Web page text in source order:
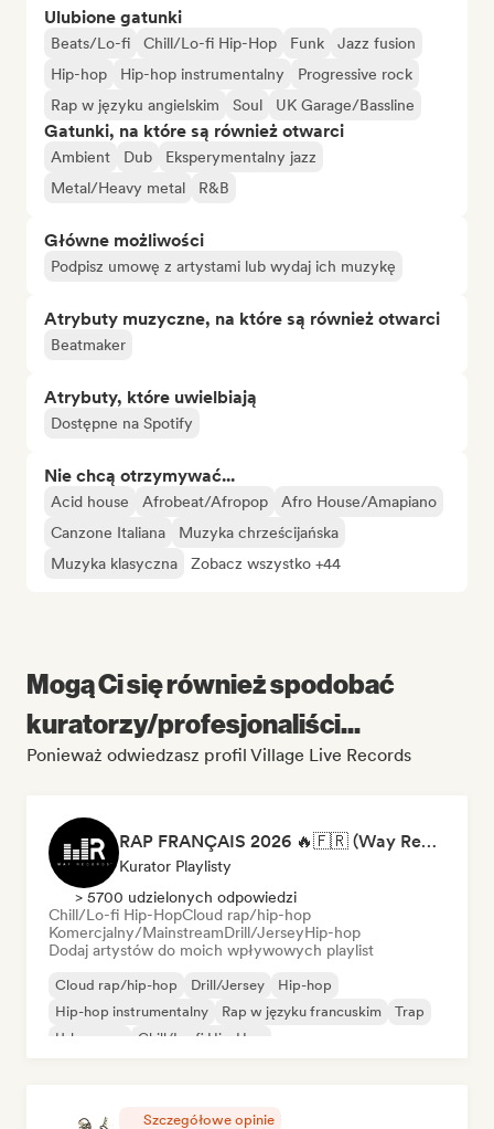
Ulubione gatunki
Beats/Lo-fi Chill/Lo-fi Hip-Hop Funk
Jazz fusion
Hip-hop
Hip-hop instrumentalny
Progressive rock
Rap w języku angielskim
Soul UK Garage/Bassline
Gatunki, na które są również otwarci
Ambient Dub
Eksperymentalny jazz
Metal/Heavy metal
R&B
Główne możliwości
Podpisz umowę z artystami lub wydaj ich muzykę
Atrybuty muzyczne, na które są również otwarci
Beatmaker
Atrybuty, które uwielbiają
Dostępne na Spotify
Nie chcą otrzymywać...
Acid house Afrobeat/Afropop
Afro House/Amapiano
Canzone Italiana
Muzyka chrześcijańska
Muzyka klasyczna
Zobacz wszystko +44
Mogą Ci się również spodobać
kuratorzy/profesjonaliści...
Ponieważ odwiedzasz profil Village Live Records
RAP FRANÇAIS 2026 🔥🇫🇷 (Way Records)
Kurator Playlisty
> 5700 udzielonych odpowiedzi
Chill/Lo-fi Hip-HopCloud rap/hip-hop
Komercjalny/MainstreamDrill/JerseyHip-hop
Dodaj artystów do moich wpływowych playlist
Cloud rap/hip-hop Drill/Jersey
Hip-hop
Hip-hop instrumentalny
Rap w języku francuskim
Trap
Urban pop
Chill/Lo-fi Hip-Hop
Szczegółowe opinie